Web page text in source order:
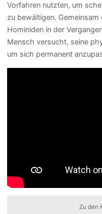
Vorfahren nutzten, um
zu bewältigen.
Hominiden in der
Mensch versucht, seine
um sich permanent
Zu den